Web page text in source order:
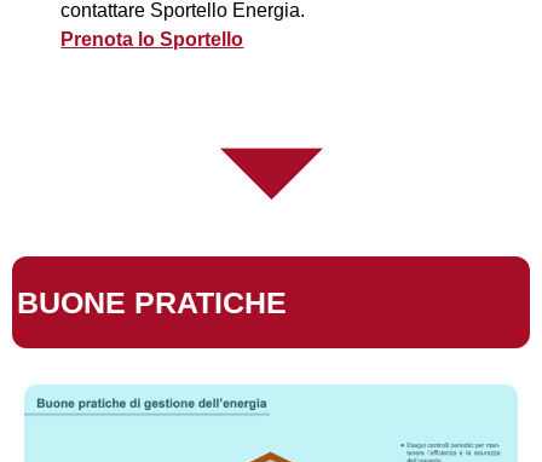
contattare Sportello Energia.
Prenota lo Sportello
BUONE PRATICHE